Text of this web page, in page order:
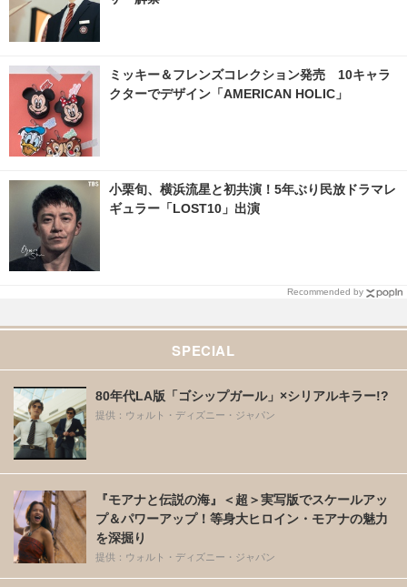
ミッキー＆フレンズコレクション発売 10キャラ
クターでデザイン「AMERICAN HOLIC」
小栗旬、横浜流星と初共演！5年ぶり民放ドラマレ
ギュラー「LOST10」出演
Recommended by
SPECIAL
80年代LA版「ゴシップガール」×シリアルキラー!?
提供：ウォルト・ディズニー・ジャパン
『モアナと伝説の海』＜超＞実写版でスケールアッ
プ＆パワーアップ！等身大ヒロイン・モアナの魅力
を深掘り
提供：ウォルト・ディズニー・ジャパン